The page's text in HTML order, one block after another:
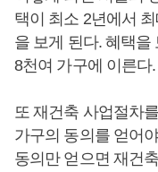
택이 최소 2년에서
을 보게 된다. 혜택을
8천여 가구에 이른다.
또 재건축 사업절차
가구의 동의를 얻어
동의만 얻으면 재건